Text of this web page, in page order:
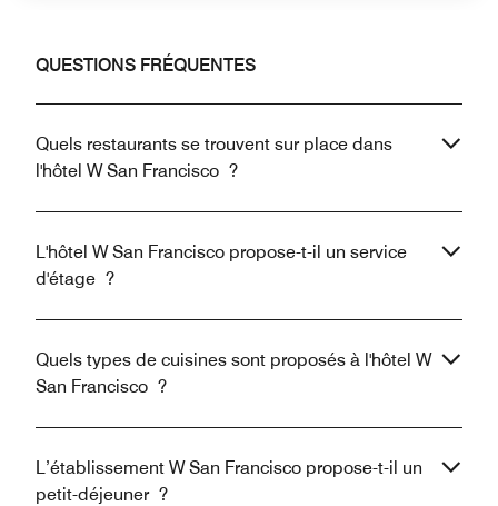
QUESTIONS FRÉQUENTES
Quels restaurants se trouvent sur place dans
l'hôtel W San Francisco ?
L'hôtel W San Francisco propose-t-il un service
d'étage ?
Quels types de cuisines sont proposés à l'hôtel W
San Francisco ?
L’établissement W San Francisco propose-t-il un
petit-déjeuner ?